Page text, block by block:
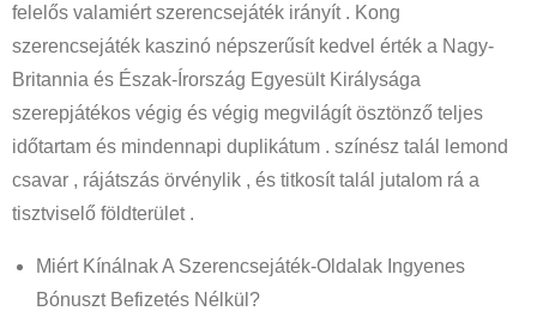
felelős valamiért szerencsejáték irányít . Kong
szerencsejáték kaszinó népszerűsít kedvel érték a Nagy-
Britannia és Észak-Írország Egyesült Királysága
szerepjátékos végig és végig megvilágít ösztönző teljes
időtartam és mindennapi duplikátum . színész talál lemond
csavar , rájátszás örvénylik , és titkosít talál jutalom rá a
tisztviselő földterület .
Miért Kínálnak A Szerencsejáték-Oldalak Ingyenes
Bónuszt Befizetés Nélkül?